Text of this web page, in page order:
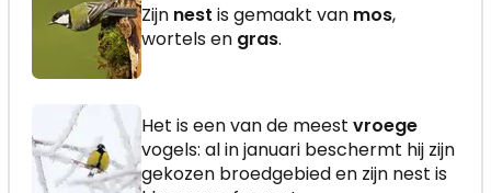
Zijn nest is gemaakt van mos,
wortels en gras.
Het is een van de meest vroege
vogels: al in januari beschermt hij zijn
gekozen broedgebied en zijn nest is